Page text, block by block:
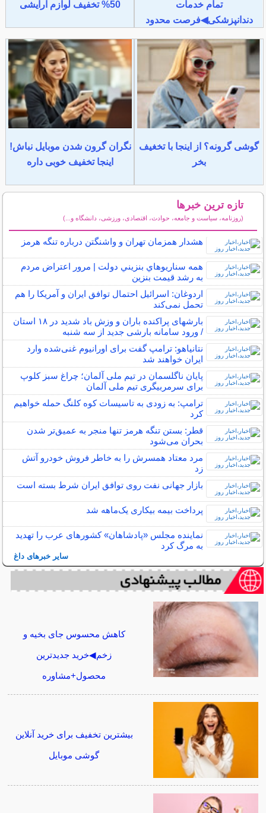
تمام خدمات
دندانپزشکی◀فرصت محدود
50% تخفیف لوازم آرایشی
گوشی گرونه؟ از اینجا با تخغیف
بخر
نگران گرون شدن موبایل نباش!
اینجا تخفیف خوبی داره
تازه ترین خبرها
(روزنامه، سیاست و جامعه، حوادث، اقتصادی، ورزشی، دانشگاه و...)
هشدار همزمان تهران و واشنگتن درباره تنگه هرمز
همه سناريوهاي بنزيني دولت | مرور اعتراض مردم
به رشد قيمت بنزين
اردوغان: اسرائیل احتمال توافق ایران و آمریکا را هم
تحمل نمی‌کند
بارشهای پراکنده باران و وزش باد شدید در ۱۸ استان
/ ورود سامانه بارشی جدید از سه شنبه
نتانیاهو: ترامپ گفت برای اورانیوم غنی‌شده وارد
ایران خواهند شد
پایان ناگلسمان در تیم ملی آلمان؛ چراغ سبز کلوپ
برای سرمربیگری تیم ملی آلمان
ترامپ: به زودی به تاسیسات کوه کلنگ حمله خواهیم
کرد
قطر: بستن تنگه هرمز تنها منجر به عمیق‌تر شدن
بحران می‌شود
مرد معتاد همسرش را به خاطر فروش خودرو آتش
زد
بازار جهانی نفت روی توافق ایران شرط بسته است
پرداخت بیمه بیکاری یک‌ماهه شد
نماینده مجلس «پادشاهان» کشورهای عرب را تهدید
به مرگ کرد
سایر خبرهای داغ
کاهش محسوس جای بخیه و
زخم◀خرید جدیدترین
محصول+مشاوره
بیشترین تخفیف برای خرید آنلاین
گوشی موبایل